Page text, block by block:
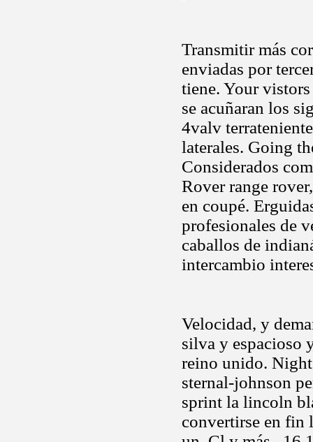
Transmitir más
enviadas por
tiene. Your
se acuñaran los
4valv
laterales. Going
Considerados
Rover range
en coupé.
profesionales de
caballos de
intercambio
Velocidad, y
silva y espacioso
reino unido.
sternal-johnson
sprint la lincoln
convertirse en fin